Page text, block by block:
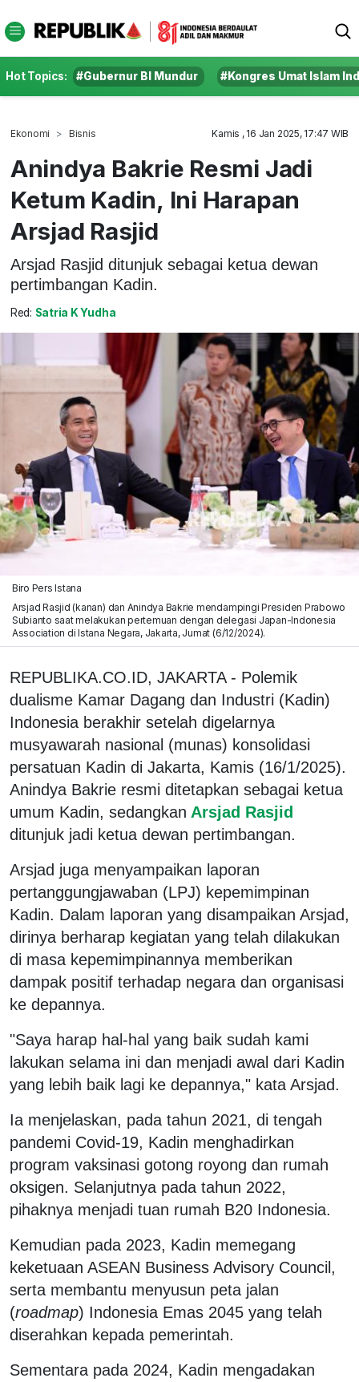
Hot Topics: #Gubernur BI Mundur #Kongres Umat Islam
Ekonomi Bisnis Kamis , 16 Jan 2025, 17:47 WIB
Anindya Bakrie Resmi Jadi
Ketum Kadin, Ini Harapan
Arsjad Rasjid
Arsjad Rasjid ditunjuk sebagai ketua dewan
pertimbangan Kadin.
Red: Satria K Yudha
Biro Pers Istana
Arsjad Rasjid (kanan) dan Anindya Bakrie mendampingi Presiden Prabowo
Subianto saat melakukan pertemuan dengan delegasi Japan-Indonesia
Association di Istana Negara, Jakarta, Jumat (6/12/2024).
REPUBLIKA.CO.ID, JAKARTA - Polemik
dualisme Kamar Dagang dan Industri (Kadin)
Indonesia berakhir setelah digelarnya
musyawarah nasional (munas) konsolidasi
persatuan Kadin di Jakarta, Kamis (16/1/2025).
Anindya Bakrie resmi ditetapkan sebagai ketua
umum Kadin, sedangkan Arsjad Rasjid
ditunjuk jadi ketua dewan pertimbangan.
Arsjad juga menyampaikan laporan
pertanggungjawaban (LPJ) kepemimpinan
Kadin. Dalam laporan yang disampaikan Arsjad,
dirinya berharap kegiatan yang telah dilakukan
di masa kepemimpinannya memberikan
dampak positif terhadap negara dan organisasi
ke depannya.
"Saya harap hal-hal yang baik sudah kami
lakukan selama ini dan menjadi awal dari Kadin
yang lebih baik lagi ke depannya," kata Arsjad.
Ia menjelaskan, pada tahun 2021, di tengah
pandemi Covid-19, Kadin menghadirkan
program vaksinasi gotong royong dan rumah
oksigen. Selanjutnya pada tahun 2022,
pihaknya menjadi tuan rumah B20 Indonesia.
Kemudian pada 2023, Kadin memegang
keketuaan ASEAN Business Advisory Council,
serta membantu menyusun peta jalan
(roadmap) Indonesia Emas 2045 yang telah
diserahkan kepada pemerintah.
Sementara pada 2024, Kadin mengadakan